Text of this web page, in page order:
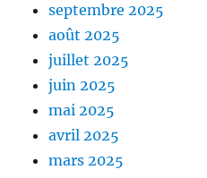
septembre 2025
août 2025
juillet 2025
juin 2025
mai 2025
avril 2025
mars 2025